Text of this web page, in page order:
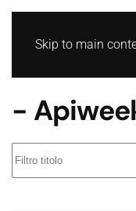
Skip to main
-